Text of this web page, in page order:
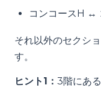
コンコースH ↔
それ以外のセクシ
す。
ヒント1： 3階にあ